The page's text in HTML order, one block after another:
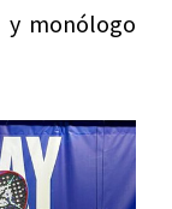
y monólogo